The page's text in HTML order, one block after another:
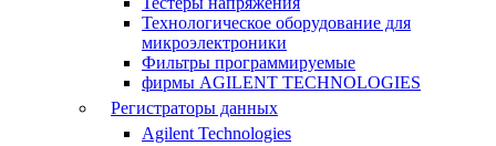
Технологическое оборудование для
микроэлектроники
Фильтры программируемые
фирмы AGILENT TECHNOLOGIES
Регистраторы данных
Agilent Technologies